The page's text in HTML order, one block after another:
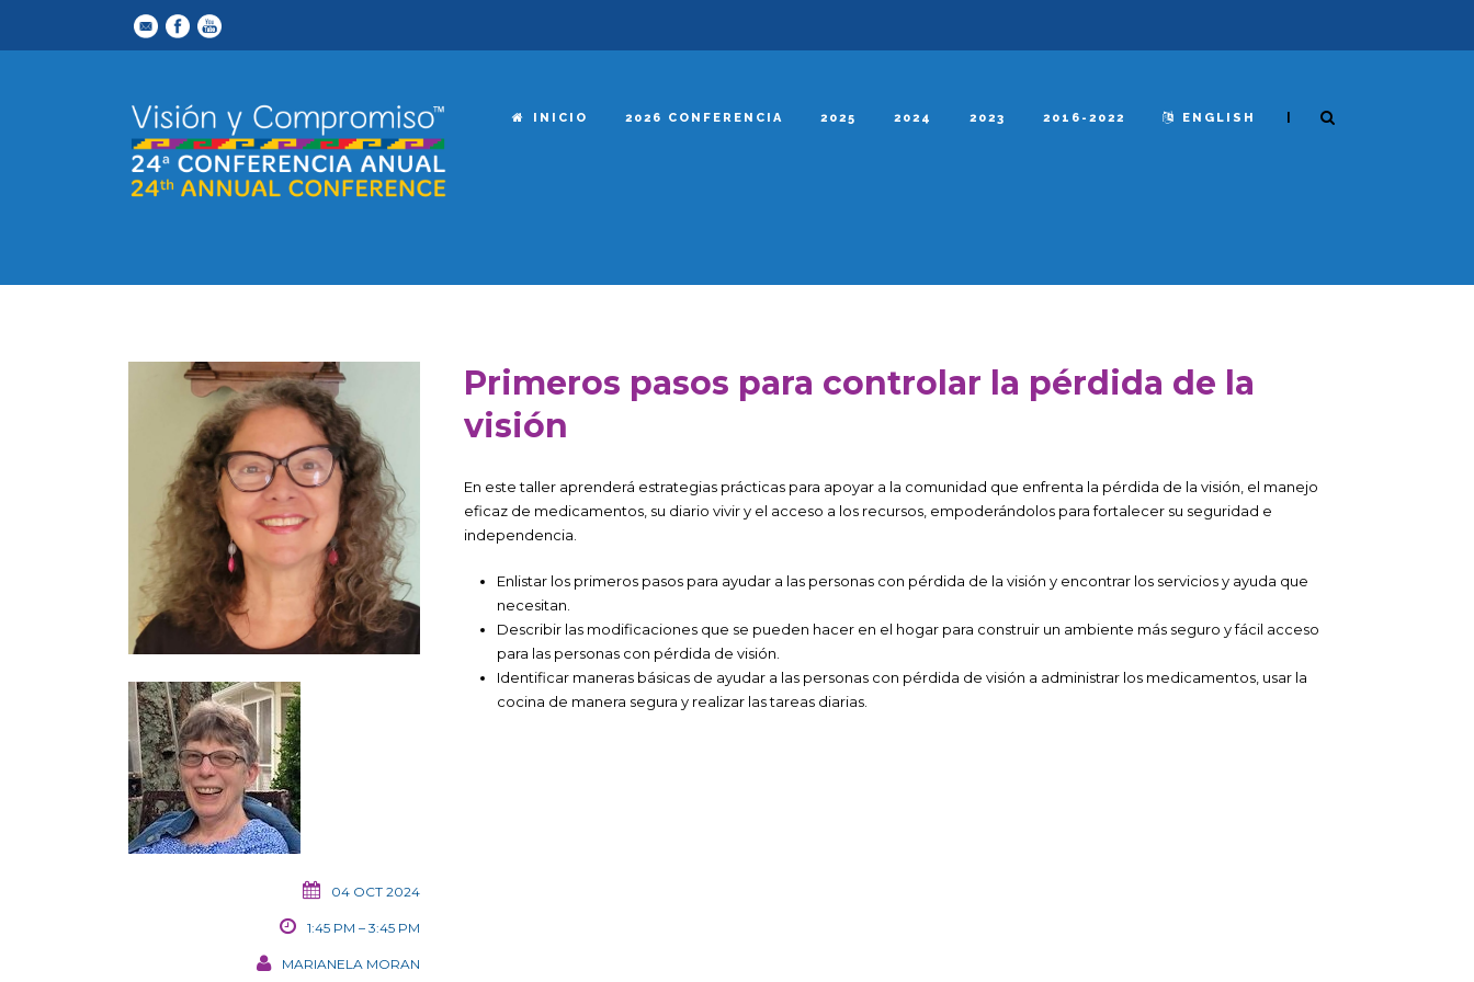
INICIO 2026 CONFERENCIA 2025 2024 2023 2016-2022 ENGLISH |
04 OCT 2024
1:45 PM – 3:45 PM
MARIANELA MORAN
Primeros pasos para controlar la pérdida de la
visión
En este taller aprenderá estrategias prácticas para apoyar a la comunidad que enfrenta la pérdida de la visión, el manejo
eficaz de medicamentos, su diario vivir y el acceso a los recursos, empoderándolos para fortalecer su seguridad e
independencia.
Enlistar los primeros pasos para ayudar a las personas con pérdida de la visión y encontrar los servicios y ayuda que
necesitan.
Describir las modificaciones que se pueden hacer en el hogar para construir un ambiente más seguro y fácil acceso
para las personas con pérdida de visión.
Identificar maneras básicas de ayudar a las personas con pérdida de visión a administrar los medicamentos, usar la
cocina de manera segura y realizar las tareas diarias.